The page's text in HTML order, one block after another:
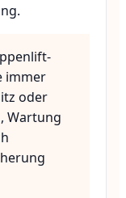
immer
oder
Wartung